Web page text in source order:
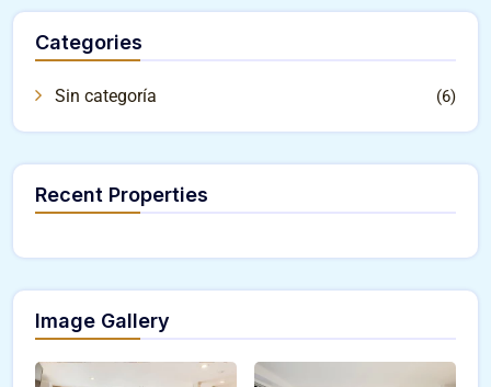
Categories
Sin categoría (6)
Recent Properties
Image Gallery